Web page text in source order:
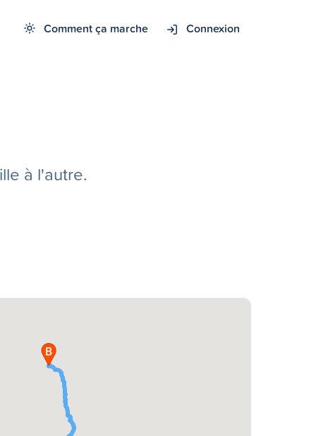
Comment ça marche Connexion
à l'autre.